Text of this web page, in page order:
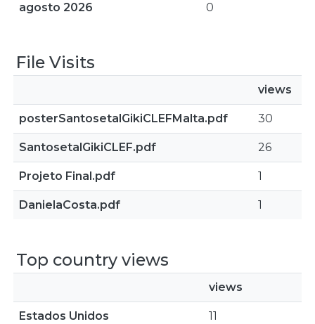
agosto 2026 0
File Visits
views
posterSantosetalGikiCLEFMalta.pdf 30
SantosetalGikiCLEF.pdf 26
Projeto Final.pdf 1
DanielaCosta.pdf 1
Top country views
views
Estados Unidos 11